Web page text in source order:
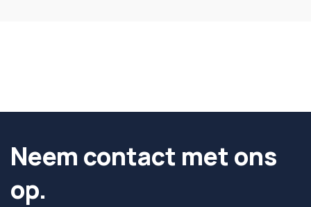
Neem contact met ons
op.